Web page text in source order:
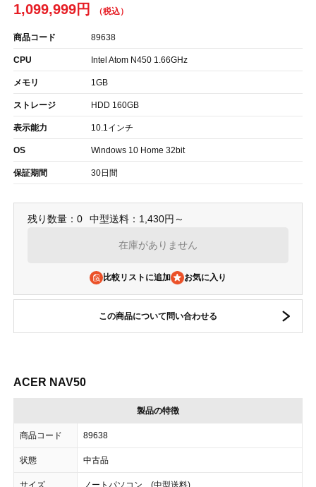
1,099,999円
商品コード 89638
CPU Intel Atom N450 1.66GHz
メモリ 1GB
ストレージ HDD 160GB
表示能力 10.1インチ
OS Windows 10 Home 32bit
保証期間 30日間
残り数量：0 中型送料：1,430円～
在庫がありません
比較リストに追加
この商品について問い合わせる
ACER NAV50
製品の特徴
商品コード 89638
状態 中古品
サイズ ノートパソコン (中型送料)